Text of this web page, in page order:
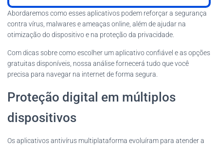
Abordaremos como esses aplicativos podem reforçar a segurança
contra vírus, malwares e ameaças online, além de ajudar na
otimização do dispositivo e na proteção da privacidade.
Com dicas sobre como escolher um aplicativo confiável e as opções
gratuitas disponíveis, nossa análise fornecerá tudo que você
precisa para navegar na internet de forma segura.
Proteção digital em múltiplos
dispositivos
Os aplicativos antivírus multiplataforma evoluíram para atender a